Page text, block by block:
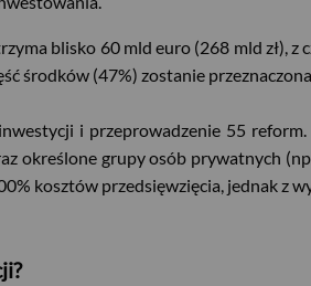
blisko 60 mld euro (268 mld zł),
środków (47%) zostanie
i przeprowadzenie 55
określone grupy osób prywatnych
kosztów przedsięwzięcia, jednak z